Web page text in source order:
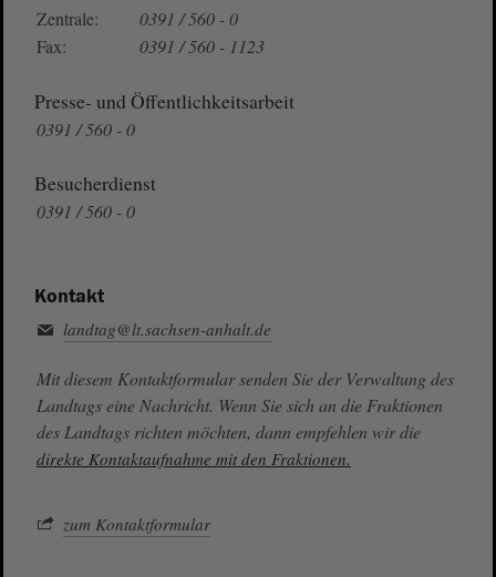
Zentrale:
0391 / 560 - 0
Fax:
0391 / 560 - 1123
Presse- und Öffentlichkeitsarbeit
0391 / 560 - 0
Besucherdienst
0391 / 560 - 0
Kontakt
landtag@lt.sachsen-anhalt.de
Mit diesem Kontaktformular senden Sie der Verwaltung des
Landtags eine Nachricht. Wenn Sie sich an die Fraktionen
des Landtags richten möchten, dann empfehlen wir die
direkte Kontaktaufnahme mit den Fraktionen.
zum Kontaktformular